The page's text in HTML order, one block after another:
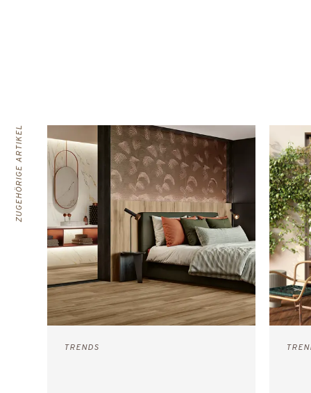
ZUGEHÖRIGE ARTIKEL
TRENDS